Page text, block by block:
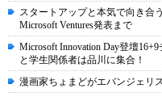
スタートアップと本気で向き合
Microsoft Ventures発表まで
Microsoft Innovation Day登壇
と学生関係者は品川に集合！
漫画家ちょまどがエバンジェリ